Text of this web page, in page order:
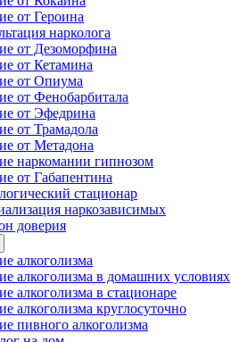
от Героина
нарколога
от Дезоморфина
от Кетамина
от Опиума
от Фенобарбитала
от Эфедрина
от Трамадола
от Метадона
наркомании гипнозом
от Габапентина
стационар
наркозависимых
доверия
алкоголизма
алкоголизма в домашних условиях
алкоголизма в стационаре
алкоголизма круглосуточно
пивного алкоголизма